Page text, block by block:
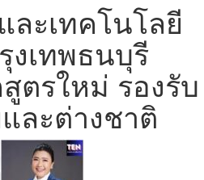
ะเทคโนโลยี
งเทพธนบุรี
ตรใหม่ รองรับ
ละต่างชาติ